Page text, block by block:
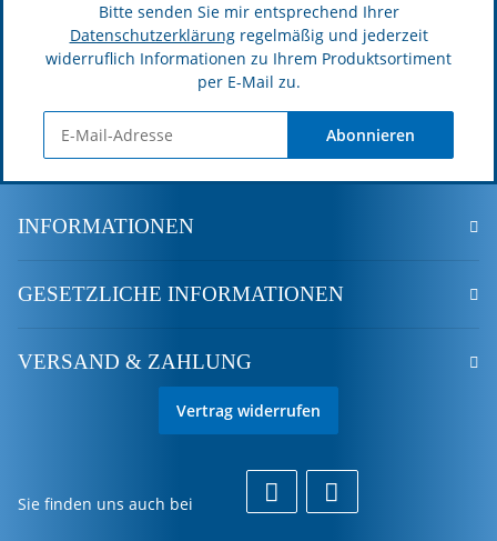
Bitte senden Sie mir entsprechend Ihrer
Datenschutzerklärungregelmäßig und jederzeit
widerruflich Informationen zu Ihrem Produktsortiment
per E-Mail zu.
Abonnieren
INFORMATIONEN
GESETZLICHE INFORMATIONEN
VERSAND & ZAHLUNG
Vertrag widerrufen
Sie finden uns auch bei